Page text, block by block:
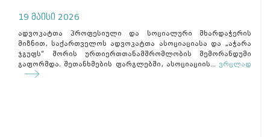
19 მაისი 2026
ადვოკატთა პროფესიული და სოციალური მხარდაჭერის
მიზნით, საქართველოს ადვოკატთა ასოციაციასა და „აჭარა
ჯგუფს“ შორის ურთიერთთანამშრომლობის მემორანდუმი
გაფორმდა. შეთანხმების ფარგლებში, ასოციაციის... ვრცლად